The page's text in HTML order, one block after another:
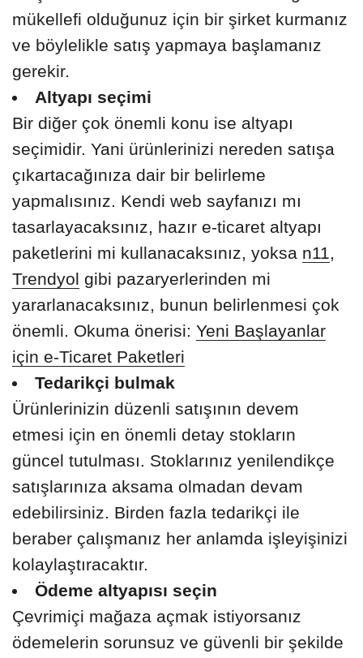
mükellefi olduğunuz için bir şirket kurmanız
ve böylelikle satış yapmaya başlamanız
gerekir.
Altyapı seçimi
Bir diğer çok önemli konu ise altyapı
seçimidir. Yani ürünlerinizi nereden satışa
çıkartacağınıza dair bir belirleme
yapmalısınız. Kendi web sayfanızı mı
tasarlayacaksınız, hazır e-ticaret altyapı
paketlerini mi kullanacaksınız, yoksa n11,
Trendyol gibi pazaryerlerinden mi
yararlanacaksınız, bunun belirlenmesi çok
önemli. Okuma önerisi: Yeni Başlayanlar
için e-Ticaret Paketleri
Tedarikçi bulmak
Ürünlerinizin düzenli satışının devem
etmesi için en önemli detay stokların
güncel tutulması. Stoklarınız yenilendikçe
satışlarınıza aksama olmadan devam
edebilirsiniz. Birden fazla tedarikçi ile
beraber çalışmanız her anlamda işleyişinizi
kolaylaştıracaktır.
Ödeme altyapısı seçin
Çevrimiçi mağaza açmak istiyorsanız
ödemelerin sorunsuz ve güvenli bir şekilde